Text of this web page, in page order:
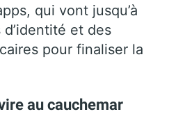
qui vont jusqu’à
et des
pour finaliser la
au cauchemar